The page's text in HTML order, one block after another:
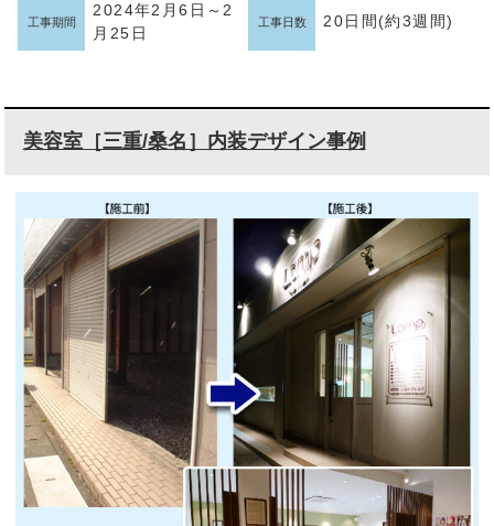
工事期間
2024年2月6日～2
月25日
工事日数 20日間(約3週間)
美容室［三重/桑名］内装デザイン事例